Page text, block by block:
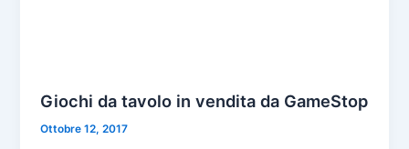
Giochi da tavolo in vendita da GameStop
Ottobre 12, 2017